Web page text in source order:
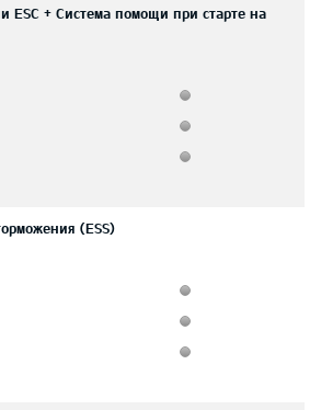
ESC + Система помощи при старте на
(ESS)